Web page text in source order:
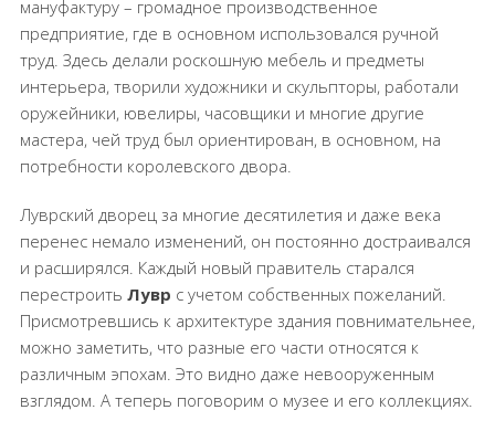
мануфактуру – громадное производственное
предприятие, где в основном использовался ручной
труд. Здесь делали роскошную мебель и предметы
интерьера, творили художники и скульпторы, работали
оружейники, ювелиры, часовщики и многие другие
мастера, чей труд был ориентирован, в основном, на
потребности королевского двора.
Луврский дворец за многие десятилетия и даже века
перенес немало изменений, он постоянно достраивался
и расширялся. Каждый новый правитель старался
перестроить Лувр с учетом собственных пожеланий.
Присмотревшись к архитектуре здания повнимательнее,
можно заметить, что разные его части относятся к
различным эпохам. Это видно даже невооруженным
взглядом. А теперь поговорим о музее и его коллекциях.